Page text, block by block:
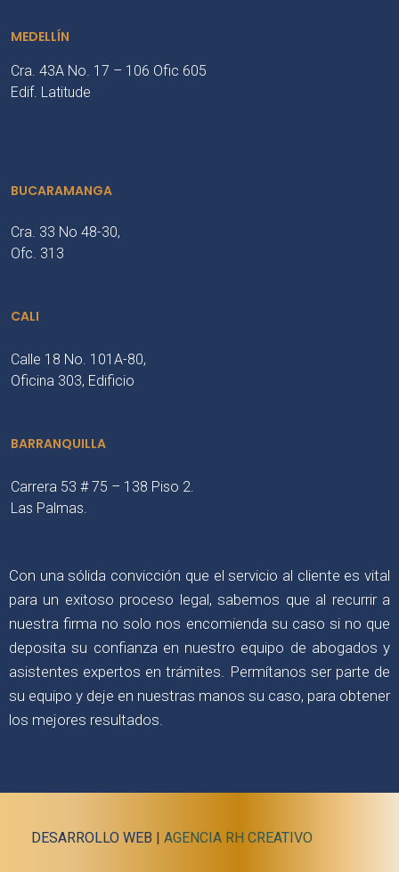
MEDELLÍN
Cra. 43A No. 17 – 106 Ofic 605
Edif. Latitude
BUCARAMANGA
Cra. 33 No 48-30,
Ofc. 313
CALI
Calle 18 No. 101A-80,
Oficina 303, Edificio
BARRANQUILLA
Carrera 53 # 75 – 138 Piso 2.
Las Palmas.
Con una sólida convicción que el servicio al cliente es vital
para un exitoso proceso legal, sabemos que al recurrir a
nuestra firma no solo nos encomienda su caso si no que
deposita su confianza en nuestro equipo de abogados y
asistentes expertos en trámites. Permítanos ser parte de
su equipo y deje en nuestras manos su caso, para obtener
los mejores resultados.
DESARROLLO WEB | AGENCIA RH CREATIVO